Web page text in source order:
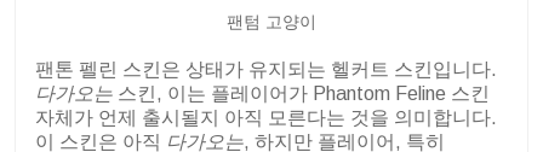
팬텀 고양이
팬톤 펠린 스킨은 상태가 유지되는 헬커트 스킨입니다.
다가오는 스킨, 이는 플레이어가 Phantom Feline 스킨
자체가 언제 출시될지 아직 모른다는 것을 의미합니다.
이 스킨은 아직 다가오는, 하지만 플레이어, 특히